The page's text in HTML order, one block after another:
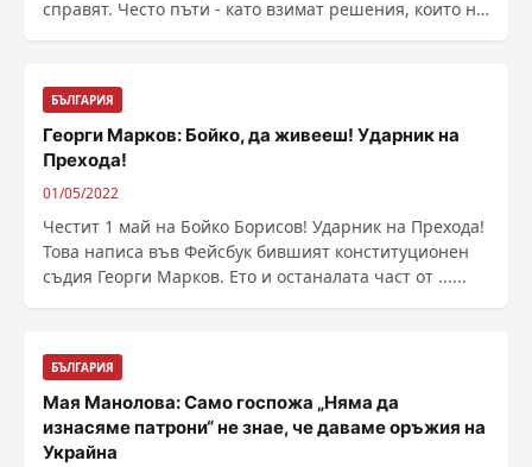
справят. Често пъти - като взимат решения, които не
БЪЛГАРИЯ
Георги Марков: Бойко, да живееш! Ударник на
Прехода!
01/05/2022
Честит 1 май на Бойко Борисов! Ударник на Прехода!
Това написа във Фейсбук бившият конституционен
съдия Георги Марков. Ето и останалата част от ......
БЪЛГАРИЯ
Мая Манолова: Само госпожа „Няма да
изнасяме патрони“ не знае, че даваме оръжия на
Украйна